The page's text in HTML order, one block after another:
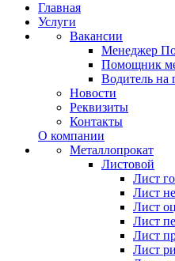
Главная
Услуги
Вакансии
Менеджер
Помощник
Водитель на
Новости
Реквизиты
Контакты
О компании
Металлопрокат
Листовой
Лист
Лист
Лист
Лист
Лист
Лист